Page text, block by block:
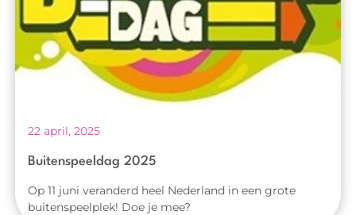
22 april, 2025
Buitenspeeldag 2025
Op 11 juni veranderd heel Nederland in een grote
buitenspeelplek! Doe je mee?